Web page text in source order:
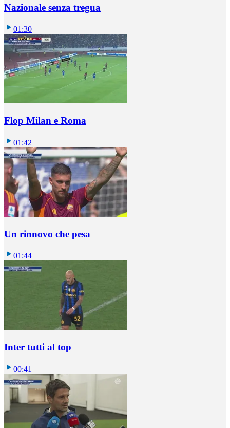
Nazionale senza tregua
01:30
Flop Milan e Roma
01:42
Un rinnovo che pesa
01:44
Inter tutti al top
00:41